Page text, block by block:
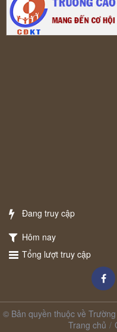
Đang truy cập
Hôm nay
Tổng lượt truy cập
© Bản quyền thuộc về
Trang chủ